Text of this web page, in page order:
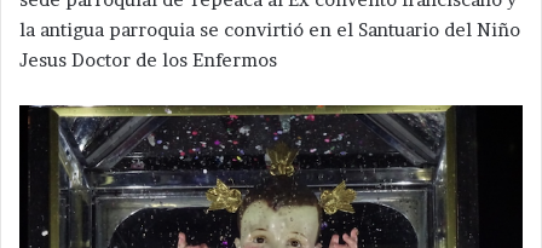
la antigua parroquia se convirtió en el Santuario del Niño
Jesus Doctor de los Enfermos